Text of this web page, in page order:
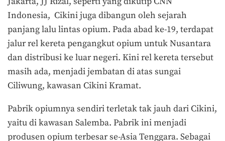
Indonesia, Cikini juga dibangun oleh sejarah
panjang lalu lintas opium. Pada abad ke-19, terdapat
jalur rel kereta pengangkut opium untuk Nusantara
dan distribusi ke luar negeri. Kini rel kereta tersebut
masih ada, menjadi jembatan di atas sungai
Ciliwung, kawasan Cikini Kramat.
Pabrik opiumnya sendiri terletak tak jauh dari Cikini,
yaitu di kawasan Salemba. Pabrik ini menjadi
produsen opium terbesar se-Asia Tenggara. Sebagai